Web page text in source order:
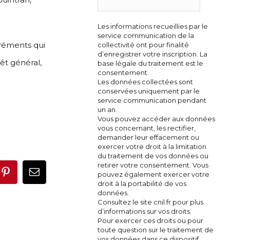
qui
général,
PinterestEmail
Les informations recueillies par le
service communication de la
collectivité ont pour finalité
d’enregistrer votre inscription. La
base légale du traitement est le
consentement.
Les données collectées sont
conservées uniquement par le
service communication pendant
un an.
Vous pouvez accéder aux données
vous concernant, les rectifier,
demander leur effacement ou
exercer votre droit à la limitation
du traitement de vos données ou
retirer votre consentement. Vous
pouvez également exercer votre
droit à la portabilité de vos
données.
Consultez le site cnil.fr pour plus
d’informations sur vos droits.
Pour exercer ces droits ou pour
toute question sur le traitement de